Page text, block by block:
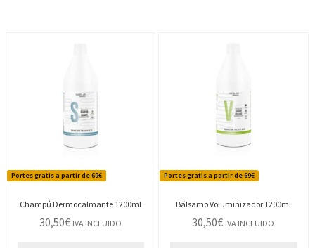
Portes gratis a partir de 69€
Champú Dermocalmante 1200ml
30,50€ IVA INCLUIDO
Portes gratis a partir de 69€
Bálsamo Voluminizador 1200ml
30,50€ IVA INCLUIDO